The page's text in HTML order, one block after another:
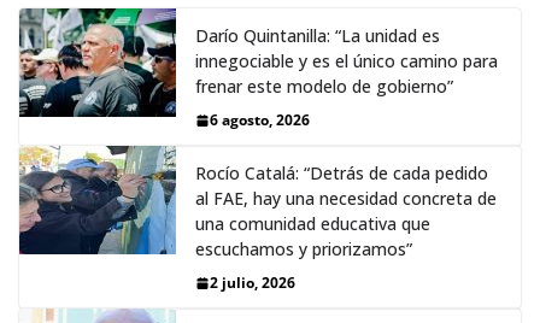
Darío Quintanilla: “La unidad es
innegociable y es el único camino para
frenar este modelo de gobierno”
6 agosto, 2026
Rocío Catalá: “Detrás de cada pedido
al FAE, hay una necesidad concreta de
una comunidad educativa que
escuchamos y priorizamos”
2 julio, 2026